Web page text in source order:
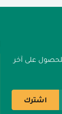
على آخر
اشترك